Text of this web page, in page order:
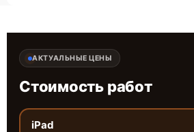
АКТУАЛЬНЫЕ ЦЕНЫ
Стоимость работ
iPad